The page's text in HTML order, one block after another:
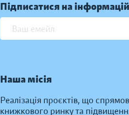
Підписатися на
Наша місія
Реалізація проєктів, що
книжкового ринку та